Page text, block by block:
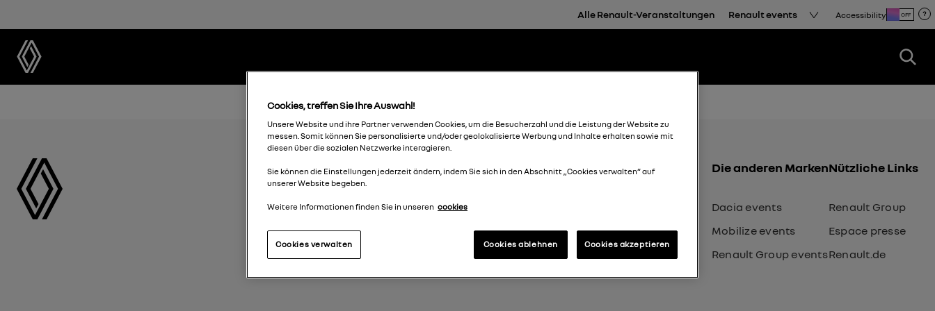
Alle Renault-Veranstaltungen Renault events Accessibility OFF
Die anderen Marken
Dacia events
Mobilize events
Renault Group events
Nützliche Links
Renault Group
Espace presse
Renault.de
Cookies, treffen Sie Ihre Auswahl!
Unsere Website und ihre Partner verwenden Cookies, um die Besucherzahl und die Leistung der Website zu
messen. Somit können Sie personalisierte und/oder geolokalisierte Werbung und Inhalte erhalten sowie mit
diesen über die sozialen Netzwerke interagieren.
Sie können die Einstellungen jederzeit ändern, indem Sie sich in den Abschnitt „Cookies verwalten“ auf
unserer Website begeben.
Weitere Informationen finden Sie in unseren cookies
Cookies ablehnen Cookies akzeptieren
Cookies verwalten